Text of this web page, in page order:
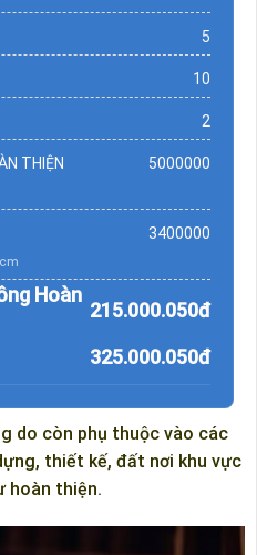
5
10
2
THIỆN 5000000
3400000
Hoàn
215.000.050đ
325.000.050đ
do còn phụ thuộc vào các
thiết kế, đất nơi khu vực
hoàn thiện.